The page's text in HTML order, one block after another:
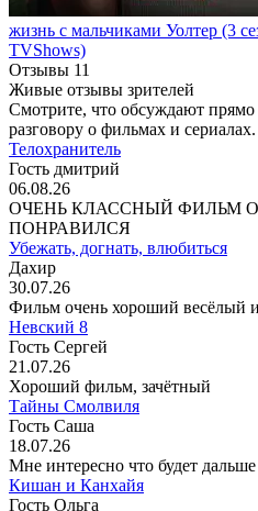
жизнь с мальчиками Уолтер (3
TVShows)
Отзывы 11
Живые отзывы зрителей
Смотрите, что обсуждают прямо
разговору о фильмах и сериалах.
Телохранитель
Гость дмитрий
06.08.26
ОЧЕНЬ КЛАССНЫЙ ФИЛЬМ
ПОНРАВИЛСЯ
Убежать, догнать, влюбиться
Дахир
30.07.26
Фильм очень хороший весёлый
Невский 8
Гость Сергей
21.07.26
Хороший фильм, зачётный
Тайны Смолвиля
Гость Саша
18.07.26
Мне интересно что будет
Кишан и Канхайя
Гость Ольга